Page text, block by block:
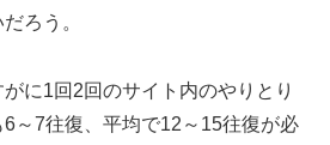
ろう。
に1回2回のサイト内のやりとり
～7往復、平均で12～15往復が必